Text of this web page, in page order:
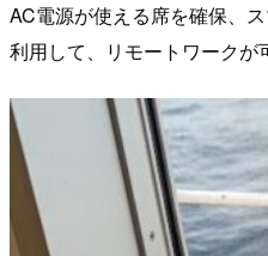
AC電源が使える席を確保、
利用して、リモートワークが